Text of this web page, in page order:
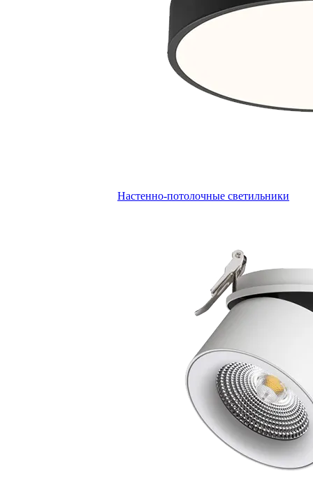
Настенно-потолочные светильники